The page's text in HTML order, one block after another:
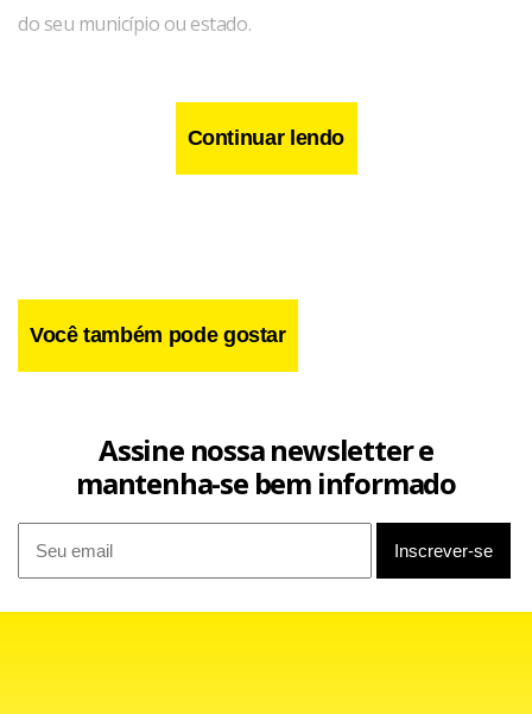
do seu município ou estado.
Em 2007,dosage
foram identificados outros dois lotes de
Continuar lendo
Você também pode gostar
Assine nossa newsletter e
mantenha-se bem informado